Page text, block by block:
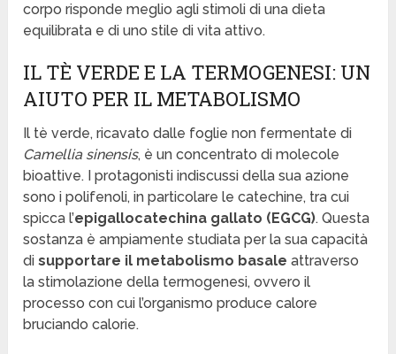
corpo risponde meglio agli stimoli di una dieta
equilibrata e di uno stile di vita attivo.
IL TÈ VERDE E LA TERMOGENESI: UN
AIUTO PER IL METABOLISMO
Il tè verde, ricavato dalle foglie non fermentate di
Camellia sinensis, è un concentrato di molecole
bioattive. I protagonisti indiscussi della sua azione
sono i polifenoli, in particolare le catechine, tra cui
spicca l’epigallocatechina gallato (EGCG). Questa
sostanza è ampiamente studiata per la sua capacità
disupportare il metabolismo basale attraverso
la stimolazione della termogenesi, ovvero il
processo con cui l’organismo produce calore
bruciando calorie.